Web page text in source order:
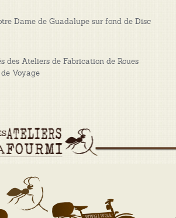
Dame de Guadalupe sur fond de Disc
des Ateliers de Fabrication de Roues
Voyage